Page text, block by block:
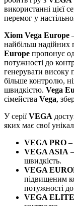
використанні цієї
перемог у
Xiom Vega Europe
найбільш надійних
Europe пропонує
потужності до
генерувати високу
більше контролю,
швидкістю. Vega
сімейства Vega,
У серіїVEGA
яких має свої
VEGA PRO –
VEGA ASIA
швидкість.
VEGA
підвищеним
потужності
VEGA ELITE